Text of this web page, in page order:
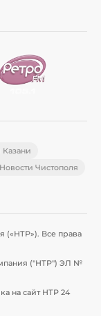
Казани
Новости Чистополя
(«НТР»). Все права
("НТР") ЭЛ №
на сайт НТР 24